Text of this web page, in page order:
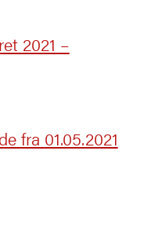
2021 –
fra 01.05.2021